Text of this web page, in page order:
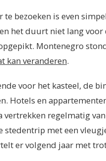
bezoeken is even
het duurt niet lang
Montenegro
kan veranderen.
voor het kasteel, de
Hotels en
vertrekken regelmatig
met een
er volgend jaar met